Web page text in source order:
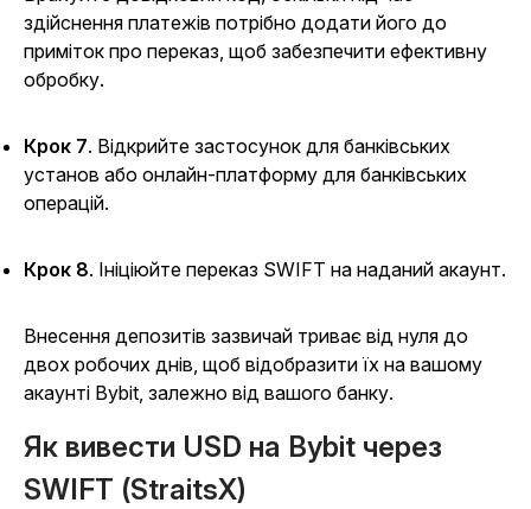
здійснення платежів потрібно додати його до
приміток про переказ, щоб забезпечити ефективну
обробку.
Крок 7. Відкрийте застосунок для банківських
установ або онлайн-платформу для банківських
операцій.
Крок 8. Ініціюйте переказ SWIFT на наданий акаунт.
Внесення депозитів зазвичай триває від нуля до
двох робочих днів, щоб відобразити їх на вашому
акаунті Bybit, залежно від вашого банку.
Як вивести USD на Bybit через
SWIFT (StraitsX)